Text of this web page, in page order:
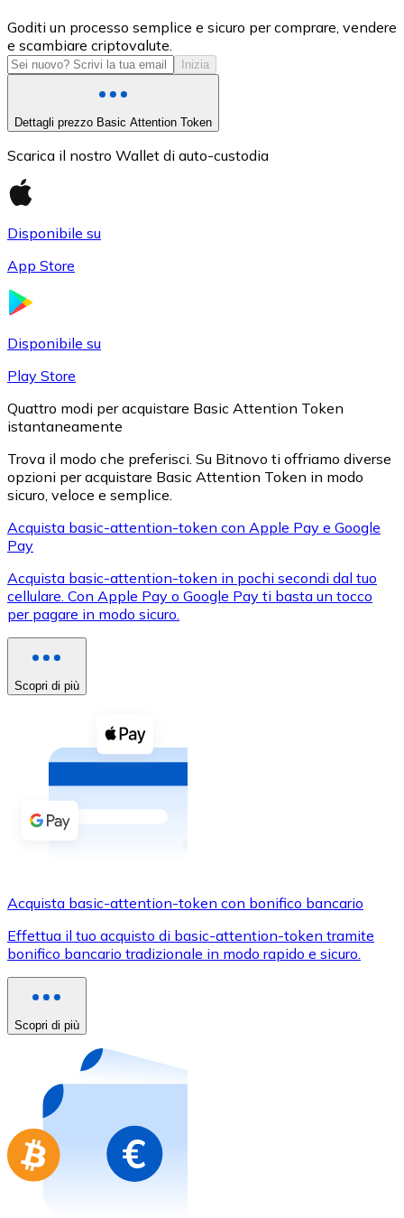
USDC
Vedi tutto
Buoni cripto
Acquista criptovalute in contanti e altri mezzi di
Bonifico SEPA
Acquista con bonifico bancario
Acquista con carta
Negozio - Carte regalo
Nuovo
Vai al negozio di carte regalo
Goditi un processo semplice e sicuro per comprare, vendere
e scambiare criptovalute.
Inizia
Dettagli prezzo Basic Attention Token
Scarica il nostro Wallet di auto-custodia
Disponibile su
App Store
Disponibile su
Play Store
Quattro modi per acquistare Basic Attention Token
istantaneamente
Trova il modo che preferisci. Su Bitnovo ti offriamo diverse
opzioni per acquistare Basic Attention Token in modo
sicuro, veloce e semplice.
Acquista basic-attention-token con Apple Pay e Google
Pay
Acquista basic-attention-token in pochi secondi dal tuo
cellulare. Con Apple Pay o Google Pay ti basta un tocco
per pagare in modo sicuro.
Scopri di più
Acquista basic-attention-token con bonifico bancario
Effettua il tuo acquisto di basic-attention-token tramite
bonifico bancario tradizionale in modo rapido e sicuro.
Scopri di più